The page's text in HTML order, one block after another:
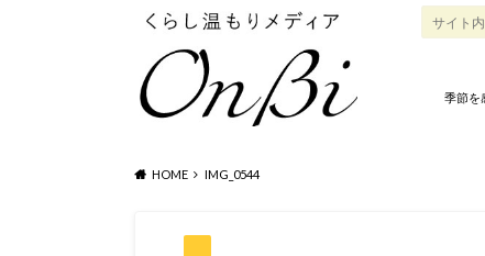
季節を
HOME IMG_0544